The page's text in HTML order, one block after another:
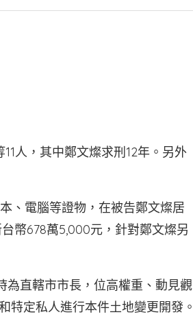
人，其中鄭文燦求刑12年。另外
、電腦等證物，在被告鄭文燦居
幣678萬5,000元，針對鄭文燦另
為直轄市市長，位高權重、動見觀
特定私人進行本件土地變更開發。